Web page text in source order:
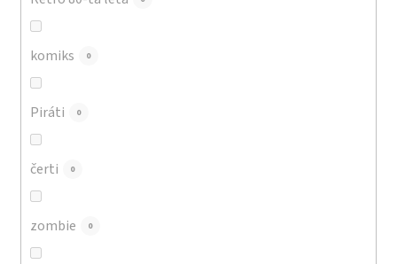
komiks 0
Piráti 0
čerti 0
zombie 0